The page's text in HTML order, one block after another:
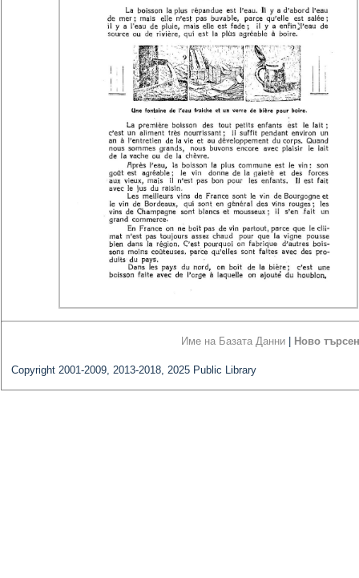
Име на Базата Данни Ново
Copyright 2001-2009, 2013-2018, 2025 Public Library